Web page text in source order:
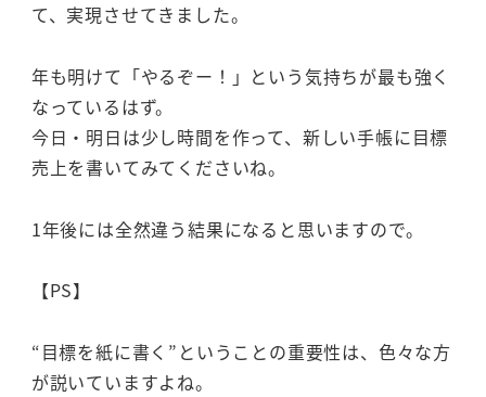
て、実現させてきました。
年も明けて「やるぞー！」という気持ちが最も強く
なっているはず。
今日・明日は少し時間を作って、新しい手帳に目標
売上を書いてみてくださいね。
1年後には全然違う結果になると思いますので。
【PS】
“目標を紙に書く”ということの重要性は、色々な方
が説いていますよね。